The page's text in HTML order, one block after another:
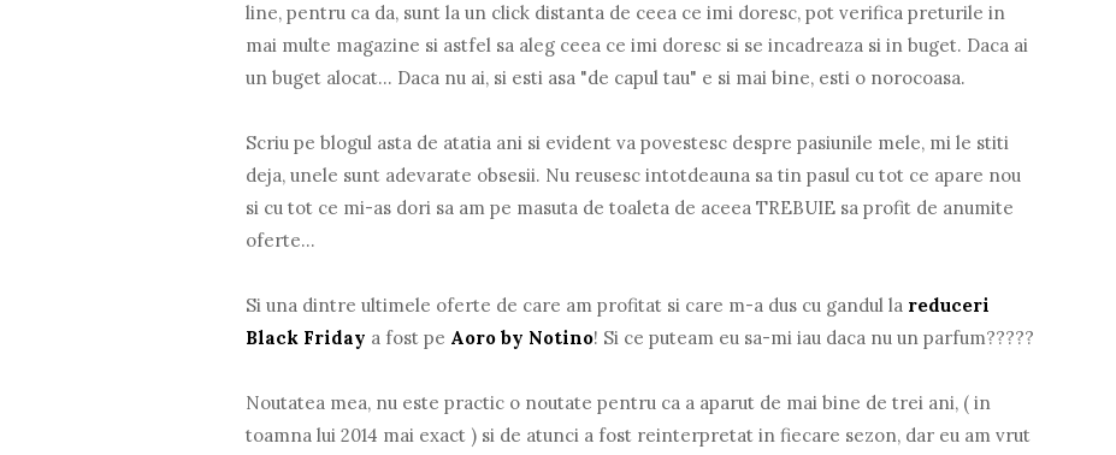
line, pentru ca da, sunt la un click distanta de ceea ce imi doresc, pot verifica preturile in
mai multe magazine si astfel sa aleg ceea ce imi doresc si se incadreaza si in buget. Daca ai
un buget alocat... Daca nu ai, si esti asa "de capul tau" e si mai bine, esti o norocoasa.
Scriu pe blogul asta de atatia ani si evident va povestesc despre pasiunile mele, mi le stiti
deja, unele sunt adevarate obsesii. Nu reusesc intotdeauna sa tin pasul cu tot ce apare nou
si cu tot ce mi-as dori sa am pe masuta de toaleta de aceea TREBUIE sa profit de anumite
oferte...
Si una dintre ultimele oferte de care am profitat si care m-a dus cu gandul la reduceri
Black Friday a fost pe Aoro by Notino! Si ce puteam eu sa-mi iau daca nu un parfum?????
Noutatea mea, nu este practic o noutate pentru ca a aparut de mai bine de trei ani, ( in
toamna lui 2014 mai exact ) si de atunci a fost reinterpretat in fiecare sezon, dar eu am vrut